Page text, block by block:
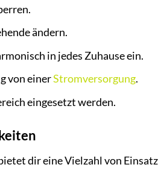
ändern.
in jedes Zuhause ein.
von einerStromversorgung.
eingesetzt werden.
dir eine Vielzahl von